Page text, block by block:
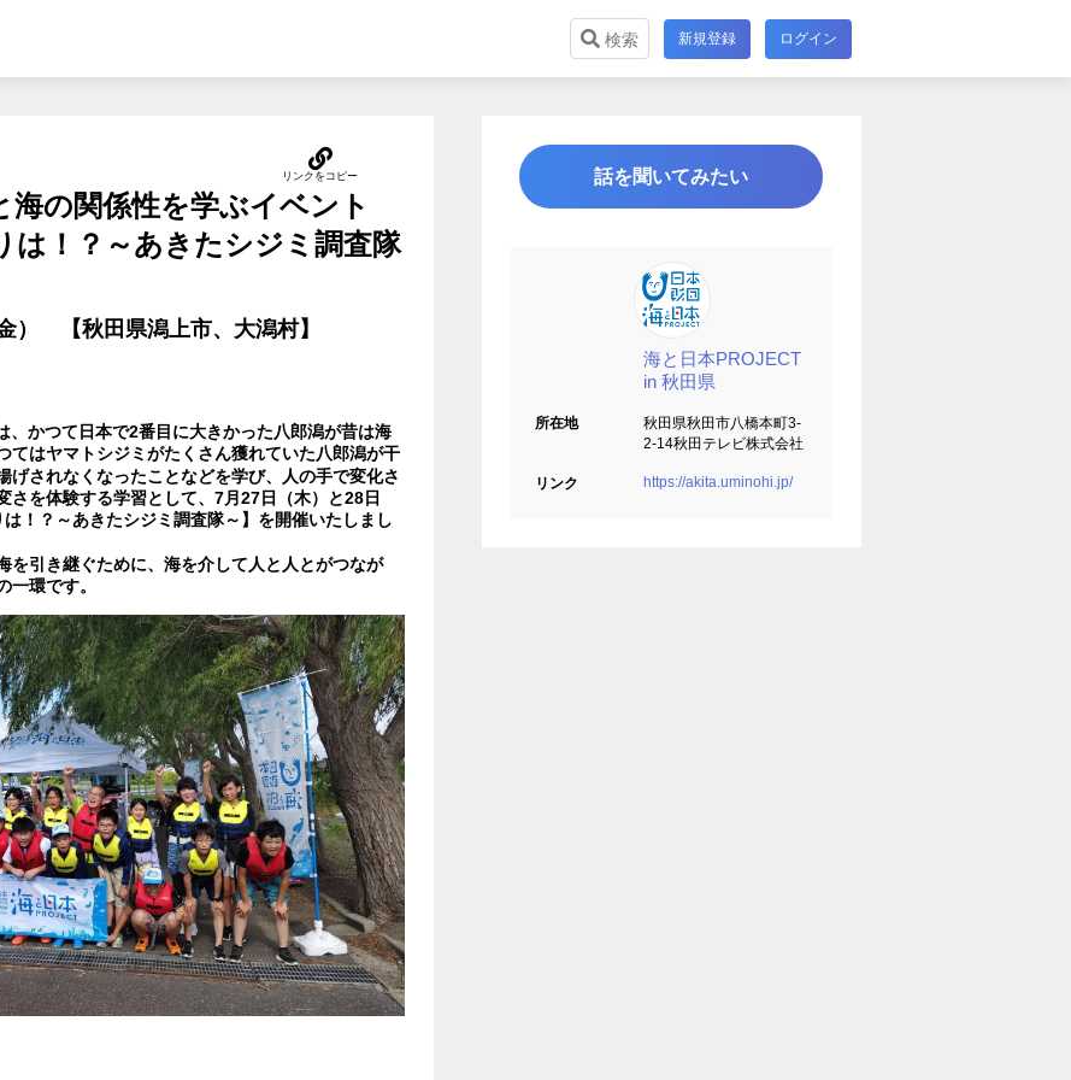
検索 新規登録 ログイン
海の関係性を学ぶイベント
は！？～あきたシジミ調査隊
） 【秋田県潟上市、大潟村】
、かつて日本で2番目に大きかった八郎潟が昔は海
てはヤマトシジミがたくさん獲れていた八郎潟が干
げされなくなったことなどを学び、人の手で変化さ
さを体験する学習として、7月27日（木）と28日
！？～あきたシジミ調査隊～】を開催いたしまし
を引き継ぐために、海を介して人と人とがつなが
環です。
話を聞いてみたい
海と日本PROJECT
in 秋田県
所在地
秋田県秋田市八橋本町3-
2-14秋田テレビ株式会社
リンク https://akita.uminohi.jp/